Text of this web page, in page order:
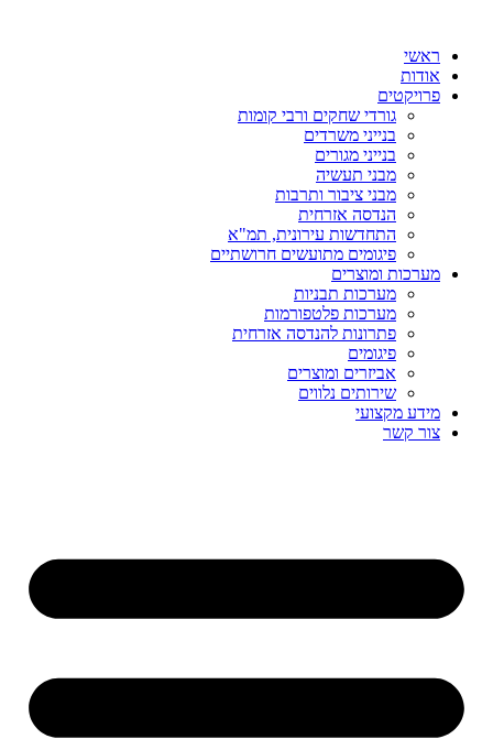
ראשי
אודות
פרויקטים
גורדי שחקים ורבי קומות
בנייני משרדים
בנייני מגורים
מבני תעשיה
מבני ציבור ותרבות
הנדסה אזרחית
התחדשות עירונית, תמ"א
פיגומים מתועשים חרושתיים
מערכות ומוצרים
מערכות תבניות
מערכות פלטפורמות
פתרונות להנדסה אזרחית
פיגומים
אביזרים ומוצרים
שירותים נלווים
מידע מקצועי
צור קשר